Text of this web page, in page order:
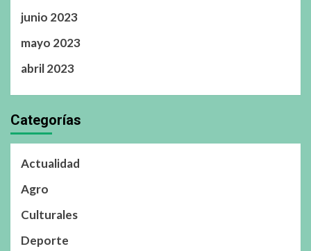
junio 2023
mayo 2023
abril 2023
Categorías
Actualidad
Agro
Culturales
Deporte